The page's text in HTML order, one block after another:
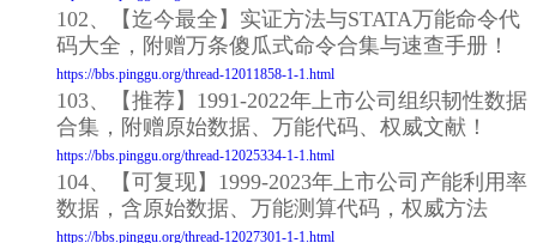
102、【迄今最全】实证方法与STATA万能命令代
码大全，附赠万条傻瓜式命令合集与速查手册！
https://bbs.pinggu.org/thread-12011858-1-1.html
103、【推荐】1991-2022年上市公司组织韧性数据
合集，附赠原始数据、万能代码、权威文献！
https://bbs.pinggu.org/thread-12025334-1-1.html
104、【可复现】1999-2023年上市公司产能利用率
数据，含原始数据、万能测算代码，权威方法
https://bbs.pinggu.org/thread-12027301-1-1.html